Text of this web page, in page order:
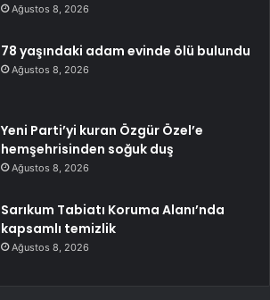
Ağustos 8, 2026
78 yaşındaki adam evinde ölü bulundu
Ağustos 8, 2026
Yeni Parti’yi kuran Özgür Özel’e
hemşehrisinden soğuk duş
Ağustos 8, 2026
Sarıkum Tabiatı Koruma Alanı’nda
kapsamlı temizlik
Ağustos 8, 2026